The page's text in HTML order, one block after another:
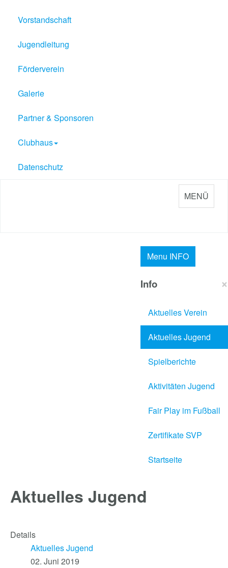
Vorstandschaft
Jugendleitung
Förderverein
Galerie
Partner & Sponsoren
Clubhaus
Datenschutz
MENÜ
Menu INFO
×
Info
Aktuelles Verein
Aktuelles Jugend
Spielberichte
Aktivitäten Jugend
Fair Play im Fußball
Zertifikate SVP
Startseite
Aktuelles Jugend
Details
Aktuelles Jugend
02. Juni 2019